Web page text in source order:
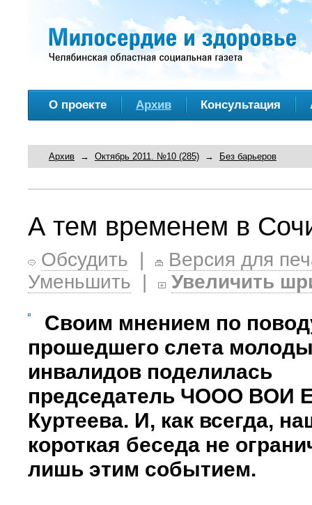
О проекте Архив Консультация
Архив → Октябрь 2011. №10 (285) → Без барьеров
А тем временем в
Обсудить |
Версия для
Уменьшить | Увеличить
Своим мнением по
прошедшего слета
инвалидов поделилась
председатель ЧООО ВОИ
Куртеева. И, как всегда,
короткая беседа не
лишь этим событием.